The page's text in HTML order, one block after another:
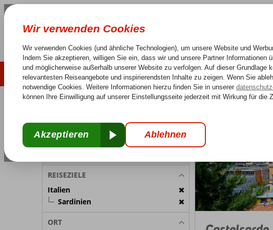
LAST MINUTE SOMMER 2026
Keine versteckten Kosten Sorglos Reisen 25 Jahre Erfahrung
REISETEILNEHMER
Zimmer 1: 2 Personen
REISEZIELE
Italien
Sardinien
ORT
Italien